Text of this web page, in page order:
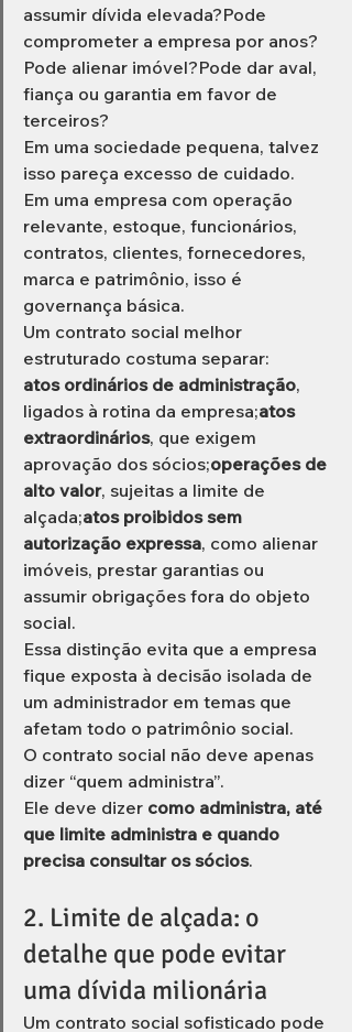
assumir dívida elevada?Pode
comprometer a empresa por anos?
Pode alienar imóvel?Pode dar aval,
fiança ou garantia em favor de
terceiros?
Em uma sociedade pequena, talvez
isso pareça excesso de cuidado.
Em uma empresa com operação
relevante, estoque, funcionários,
contratos, clientes, fornecedores,
marca e patrimônio, isso é
governança básica.
Um contrato social melhor
estruturado costuma separar:
atos ordinários de administração,
ligados à rotina da empresa;atos
extraordinários, que exigem
aprovação dos sócios;operações de
alto valor, sujeitas a limite de
alçada;atos proibidos sem
autorização expressa, como alienar
imóveis, prestar garantias ou
assumir obrigações fora do objeto
social.
Essa distinção evita que a empresa
fique exposta à decisão isolada de
um administrador em temas que
afetam todo o patrimônio social.
O contrato social não deve apenas
dizer “quem administra”.
Ele deve dizer como administra, até
que limite administra e quando
precisa consultar os sócios.
2. Limite de alçada: o
detalhe que pode evitar
uma dívida milionária
Um contrato social sofisticado pode